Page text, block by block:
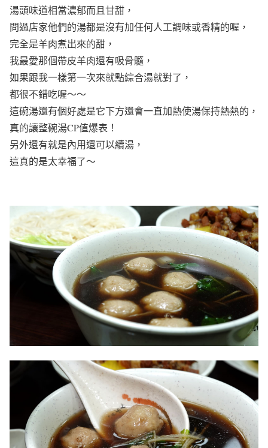
湯頭味道相當濃郁而且甘甜，
問過店家他們的湯都是沒有加任何人工調味或香精的喔，
完全是羊肉煮出來的甜，
我最愛那個帶皮羊肉還有吸骨髓，
如果跟我一樣第一次來就點綜合湯就對了，
都很不錯吃喔～～
這碗湯還有個好處是它下方還會一直加熱使湯保持熱熱的，
真的讓整碗湯CP值爆表！
另外還有就是內用還可以續湯，
這真的是太幸福了～